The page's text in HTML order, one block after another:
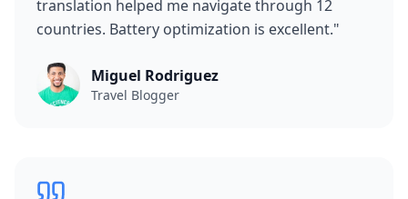
translation helped me navigate through 12
countries. Battery optimization is excellent."
Miguel Rodriguez
Travel Blogger